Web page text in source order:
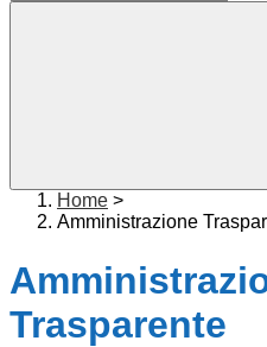
Home >
Amministrazione
Trasparente